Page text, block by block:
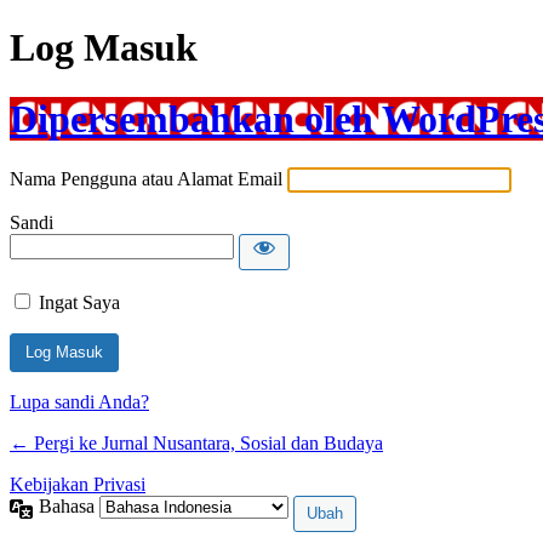
Log Masuk
Dipersembahkan oleh
Nama Pengguna atau Alamat Email
Sandi
Ingat Saya
Lupa sandi Anda?
← Pergi ke Jurnal Nusantara, Sosial dan Budaya
Kebijakan Privasi
Bahasa